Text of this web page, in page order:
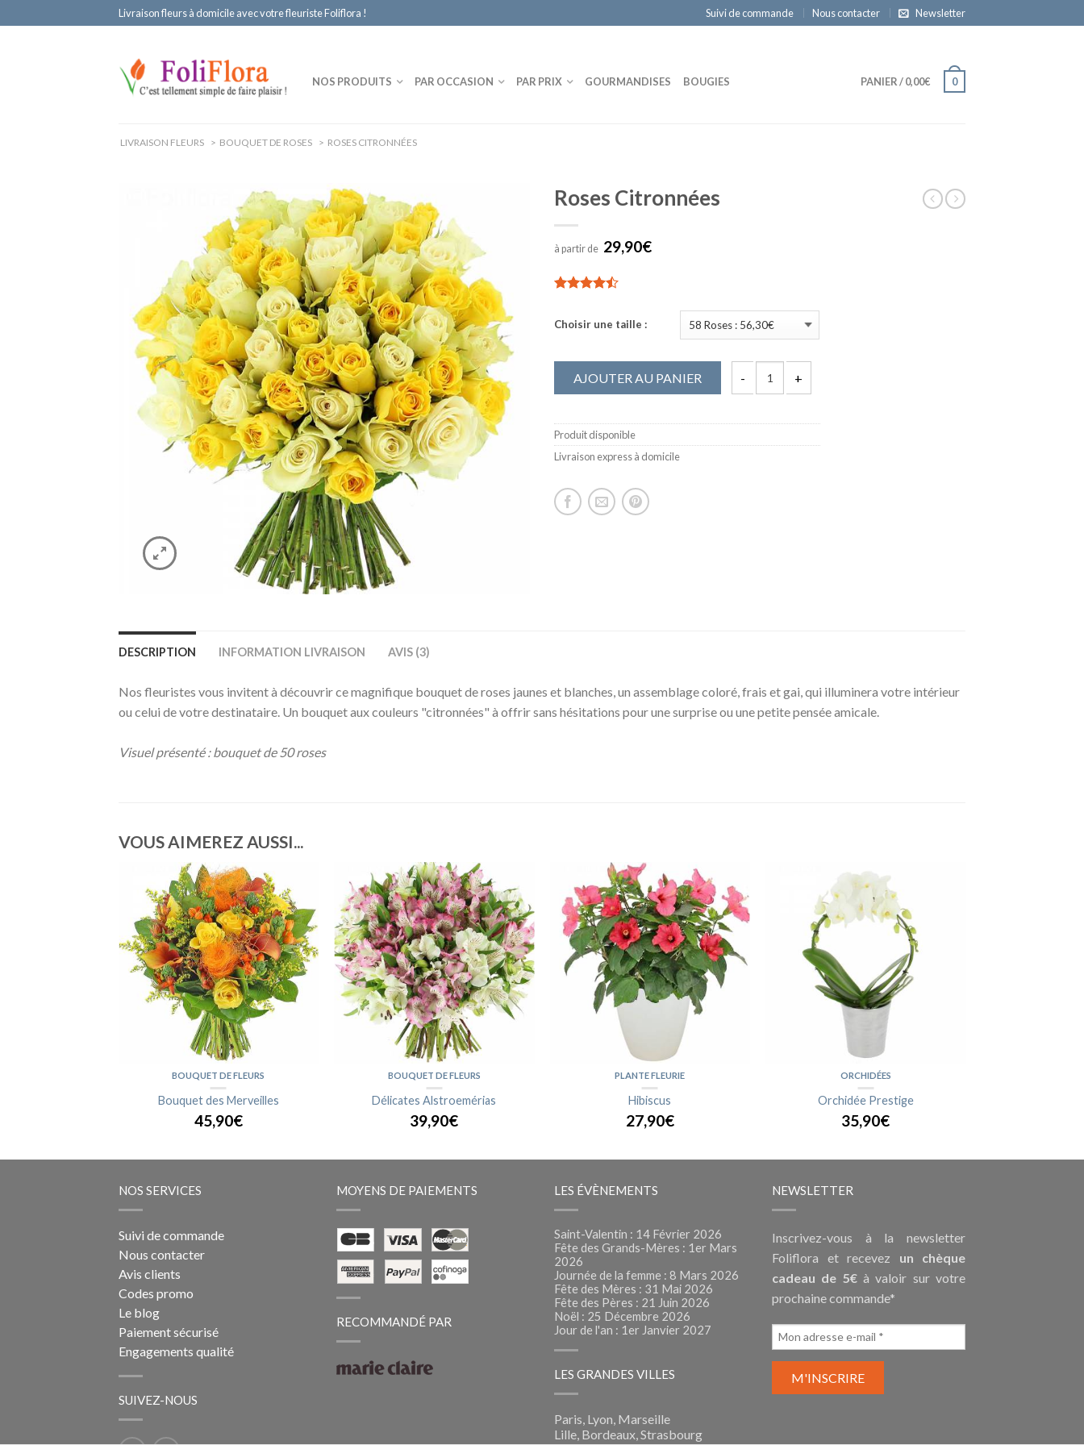
Livraison fleurs à domicile avec votre fleuriste Foliflora ! Suivi de commande Nous contacter Newsletter
NOS PRODUITS PAR OCCASION PAR PRIX GOURMANDISES BOUGIES PANIER/0,00€ 0
LIVRAISON FLEURS > BOUQUET DE ROSES > ROSES CITRONNÉES
Roses Citronnées
à partir de 29,90€
Choisir une taille :
AJOUTER AU PANIER
Produit disponible
Livraison express à domicile
DESCRIPTION INFORMATION LIVRAISON AVIS (3)
Nos fleuristes vous invitent à découvrir ce magnifique bouquet de roses jaunes et blanches, un assemblage coloré, frais et gai, qui illuminera votre intérieur
ou celui de votre destinataire. Un bouquet aux couleurs "citronnées" à offrir sans hésitations pour une surprise ou une petite pensée amicale.
Visuel présenté : bouquet de 50 roses
VOUS AIMEREZ AUSSI...
BOUQUET DE FLEURS
Bouquet des Merveilles
45,90€
BOUQUET DE FLEURS
Délicates Alstroemérias
39,90€
PLANTE FLEURIE
Hibiscus
27,90€
ORCHIDÉES
Orchidée Prestige
35,90€
NOS SERVICES
Suivi de commande
Nous contacter
Avis clients
Codes promo
Le blog
Paiement sécurisé
Engagements qualité
SUIVEZ-NOUS
MOYENS DE PAIEMENTS
RECOMMANDÉ PAR
LES ÉVÈNEMENTS
Saint-Valentin : 14 Février 2026
Fête des Grands-Mères : 1er Mars
2026
Journée de la femme : 8 Mars 2026
Fête des Mères : 31 Mai 2026
Fête des Pères : 21 Juin 2026
Noël : 25 Décembre 2026
Jour de l'an : 1er Janvier 2027
LES GRANDES VILLES
Paris, Lyon, Marseille
Lille, Bordeaux, Strasbourg
NEWSLETTER
Inscrivez-vous à la newsletter
Foliflora et recevez un chèque
cadeau de 5€à valoir sur votre
prochaine commande*